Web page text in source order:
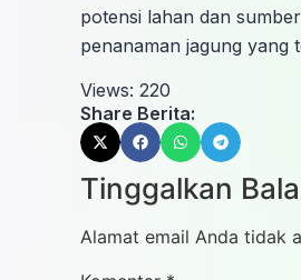
potensi lahan dan
penanaman jagung yang
Views: 220
Share Berita:
Tinggalkan
Alamat email Anda tidak